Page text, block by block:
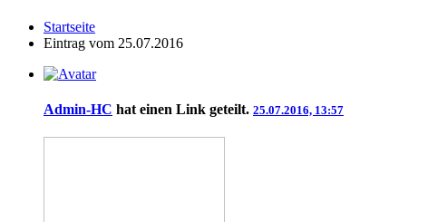
Startseite
Eintrag vom 25.07.2016
Admin-HC hat einen Link geteilt. 25.07.2016, 13:57